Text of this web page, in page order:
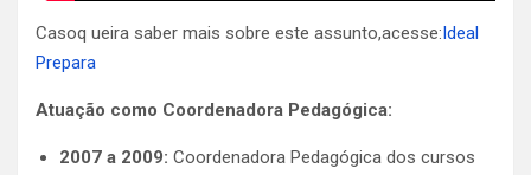
Casoq ueira saber mais sobre este assunto,acesse:Ideal
Prepara
Atuação como Coordenadora Pedagógica:
2007 a 2009: Coordenadora Pedagógica dos cursos